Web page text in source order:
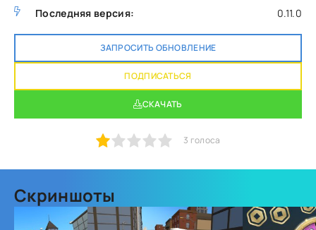
Последняя версия:
0.11.0
СКАЧАТЬ
ЗАПРОСИТЬ ОБНОВЛЕНИЕ
ПОДПИСАТЬСЯ
3 голоса
Скриншоты